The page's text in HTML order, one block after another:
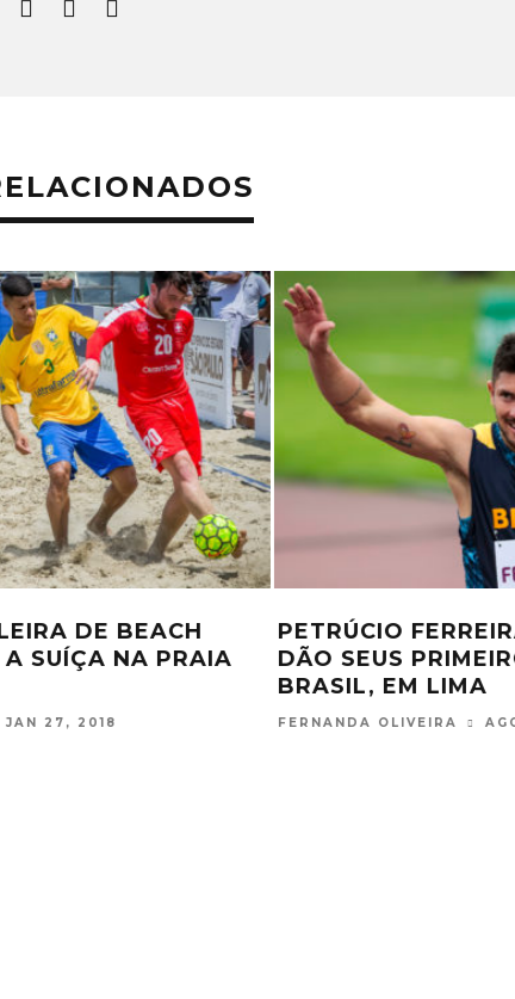
DE BEACH
A SUÍÇA NA PRAIA
JAN 27, 2018
PETRÚCIO
DÃO SEUS
BRASIL, EM LIMA
FERNANDA OLIVEIRA